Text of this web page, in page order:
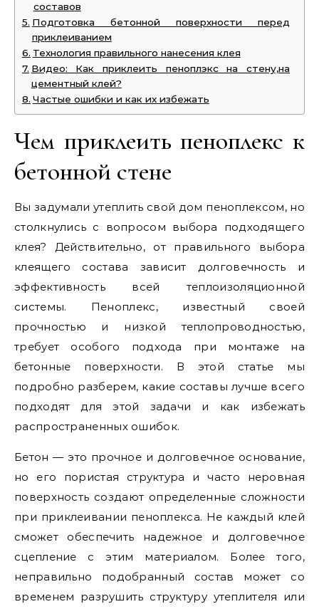
составов
Подготовка бетонной поверхности перед
приклеиванием
Технология правильного нанесения клея
Видео: Как приклеить пеноплэкс на стену,на
цементный клей?
Частые ошибки и как их избежать
Чем приклеить пеноплекс к
бетонной стене
Вы задумали утеплить свой дом пеноплексом, но
столкнулись с вопросом выбора подходящего
клея? Действительно, от правильного выбора
клеящего состава зависит долговечность и
эффективность всей теплоизоляционной
системы. Пеноплекс, известный своей
прочностью и низкой теплопроводностью,
требует особого подхода при монтаже на
бетонные поверхности. В этой статье мы
подробно разберем, какие составы лучше всего
подходят для этой задачи и как избежать
распространенных ошибок.
Бетон — это прочное и долговечное основание,
но его пористая структура и часто неровная
поверхность создают определенные сложности
при приклеивании пеноплекса. Не каждый клей
сможет обеспечить надежное и долговечное
сцепление с этим материалом. Более того,
неправильно подобранный состав может со
временем разрушить структуру утеплителя или